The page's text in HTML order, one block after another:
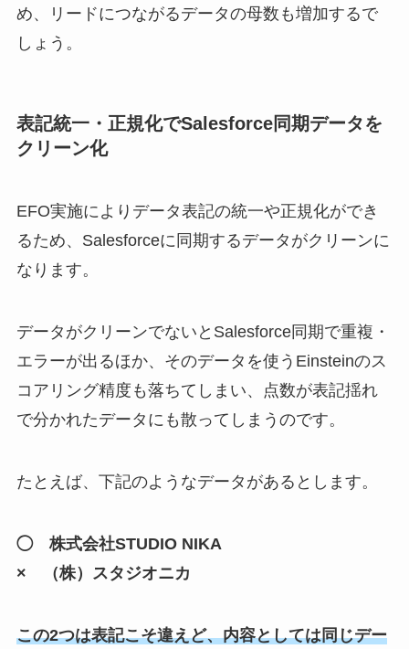
め、リードにつながるデータの母数も増加するで
しょう。
表記統一・正規化でSalesforce同期データを
クリーン化
EFO実施によりデータ表記の統一や正規化ができ
るため、Salesforceに同期するデータがクリーンに
なります。
データがクリーンでないとSalesforce同期で重複・
エラーが出るほか、そのデータを使うEinsteinのス
コアリング精度も落ちてしまい、点数が表記揺れ
で分かれたデータにも散ってしまうのです。
たとえば、下記のようなデータがあるとします。
◯ 株式会社STUDIO NIKA
× （株）スタジオニカ
この2つは表記こそ違えど、内容としては同じデー